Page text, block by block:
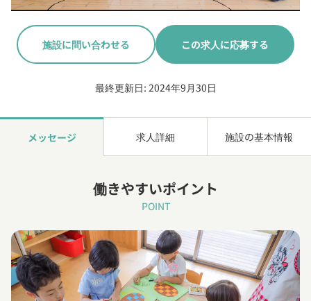
施設に問い合わせる この求人に応募する
最終更新日: 2024年9月30日
メッセージ 求人詳細 施設の基本情報
働きやすいポイント
POINT